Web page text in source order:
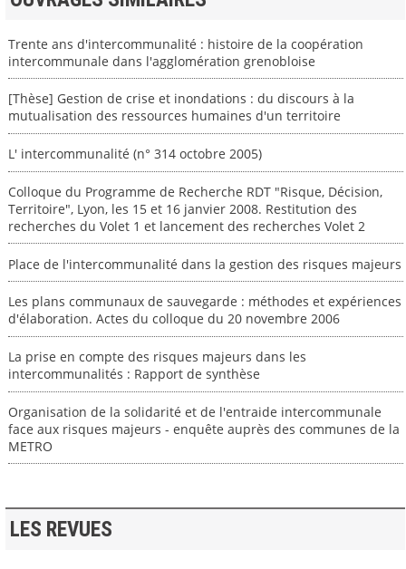
Trente ans d'intercommunalité : histoire de la coopération
intercommunale dans l'agglomération grenobloise
[Thèse] Gestion de crise et inondations : du discours à la
mutualisation des ressources humaines d'un territoire
L' intercommunalité (n° 314 octobre 2005)
Colloque du Programme de Recherche RDT "Risque, Décision,
Territoire", Lyon, les 15 et 16 janvier 2008. Restitution des
recherches du Volet 1 et lancement des recherches Volet 2
Place de l'intercommunalité dans la gestion des risques majeurs
Les plans communaux de sauvegarde : méthodes et expériences
d'élaboration. Actes du colloque du 20 novembre 2006
La prise en compte des risques majeurs dans les
intercommunalités : Rapport de synthèse
Organisation de la solidarité et de l'entraide intercommunale
face aux risques majeurs - enquête auprès des communes de la
METRO
LES REVUES